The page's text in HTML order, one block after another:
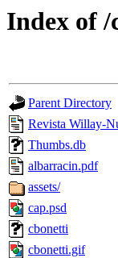
Index of /
Parent Directory
Revista Willay-
Thumbs.db
albarracin.pdf
assets/
cap.psd
cbonetti
cbonetti.gif